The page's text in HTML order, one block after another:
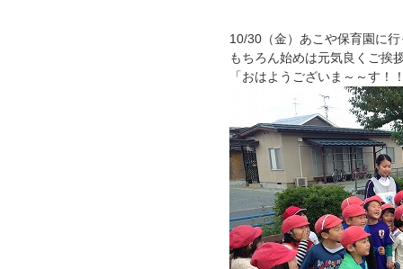
10/30（金）あこや保育園に
もちろん始めは元気良くご挨
「おはようございま～～す！